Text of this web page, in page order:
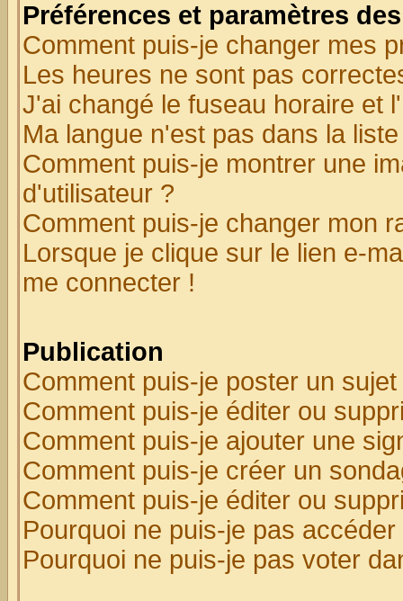
Préférences et paramètres
Comment puis-je changer mes
Les heures ne sont pas
J'ai changé le fuseau horaire et
Ma langue n'est pas dans la
Comment puis-je montrer une
d'utilisateur ?
Comment puis-je changer mon
Lorsque je clique sur le lien e-
me connecter !
Publication
Comment puis-je poster un
Comment puis-je éditer ou
Comment puis-je ajouter une
Comment puis-je créer un
Comment puis-je éditer ou
Pourquoi ne puis-je pas
Pourquoi ne puis-je pas voter